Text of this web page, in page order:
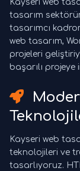
Kayseri web
tasarım
tasarımcı
web tasarım,
projeleri
başarılı projeye
Kayseri web
teknolojileri ve
tasarlıyoruz.